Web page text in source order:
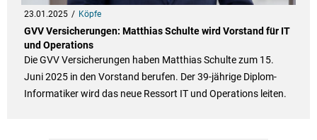
23.01.2025 Köpfe
GVV Versicherungen: Matthias Schulte wird Vorstand für IT
und Operations
Die GVV Versicherungen haben Matthias Schulte zum 15.
Juni 2025 in den Vorstand berufen. Der 39-jährige Diplom-
Informatiker wird das neue Ressort IT und Operations leiten.